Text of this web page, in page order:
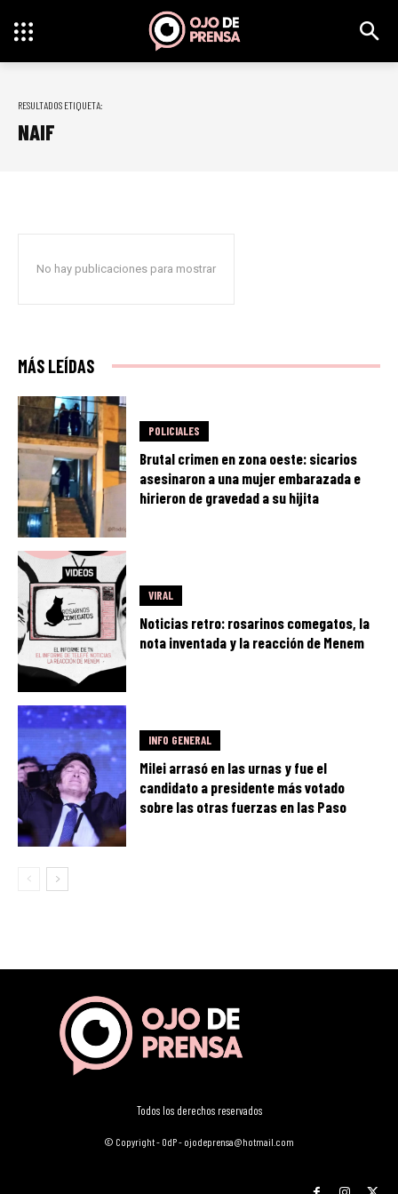
RESULTADOS ETIQUETA:
NAIF
No hay publicaciones para mostrar
MÁS LEÍDAS
POLICIALES
Brutal crimen en zona oeste: sicarios
asesinaron a una mujer embarazada e
hirieron de gravedad a su hijita
VIRAL
Noticias retro: rosarinos comegatos, la
nota inventada y la reacción de Menem
INFO GENERAL
Milei arrasó en las urnas y fue el
candidato a presidente más votado
sobre las otras fuerzas en las Paso
Todos los derechos reservados
© Copyright - OdP - ojodeprensa@hotmail.com